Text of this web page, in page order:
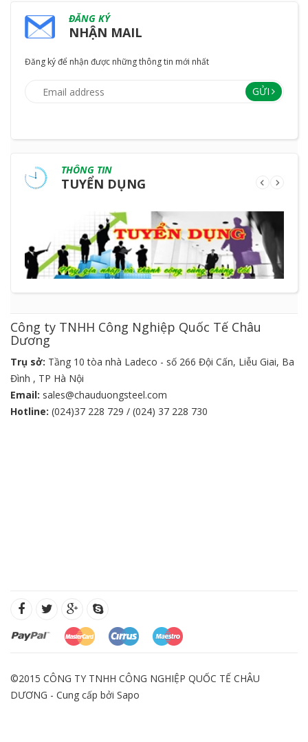
ĐĂNG KÝ
NHẬN MAIL
Đăng ký để nhận được những thông tin mới nhất
GỬI
THÔNG TIN
TUYỂN DỤNG
Công ty TNHH Công Nghiệp Quốc Tế Châu
Dương
Trụ sở: Tầng 10 tòa nhà Ladeco - số 266 Đội Cấn, Liễu Giai, Ba
Đình , TP Hà Nội
Email: sales@chauduongsteel.com
Hotline: (024)37 228 729 / (024) 37 228 730
©2015 CÔNG TY TNHH CÔNG NGHIỆP QUỐC TẾ CHÂU
DƯƠNG - Cung cấp bởi Sapo